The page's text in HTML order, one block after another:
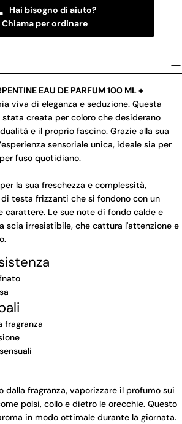
Hai bisogno di aiuto?
Chiama per ordinare
EAU DE PARFUM 100 ML +
viva di eleganza e seduzione. Questa
creata per coloro che desiderano
e il proprio fascino. Grazie alla sua
sensoriale unica, ideale sia per
l'uso quotidiano.
la sua freschezza e complessità,
testa frizzanti che si fondono con un
carattere. Le sue note di fondo calde e
scia irresistibile, che cattura l'attenzione e
fragranza
dalla fragranza, vaporizzare il profumo sui
polsi, collo e dietro le orecchie. Questo
in modo ottimale durante la giornata.